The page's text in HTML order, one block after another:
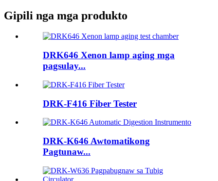
Gipili nga mga produkto
DRK646 Xenon lamp aging mga
pagsulay...
DRK-F416 Fiber Tester
DRK-K646 Awtomatikong
Pagtunaw...